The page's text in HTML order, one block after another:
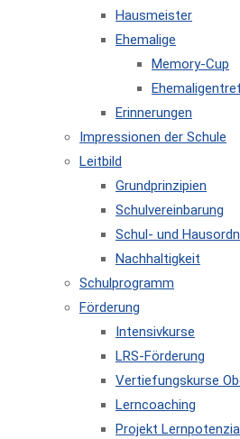
Hausmeister
Ehemalige
Memory-Cup
Erinnerungen
Impressionen der Schule
Leitbild
Grundprinzipien
Schulvereinbarung
Schul- und
Nachhaltigkeit
Schulprogramm
Förderung
Intensivkurse
LRS-Förderung
Vertiefungskurse
Lerncoaching
Projekt